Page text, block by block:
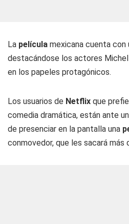
La película mexicana cuenta con
destacándose los actores
en los papeles protagónicos.
Los usuarios de Netflix que
comedia dramática, están ante
de presenciar en la pantalla una
conmovedor, que les sacará más